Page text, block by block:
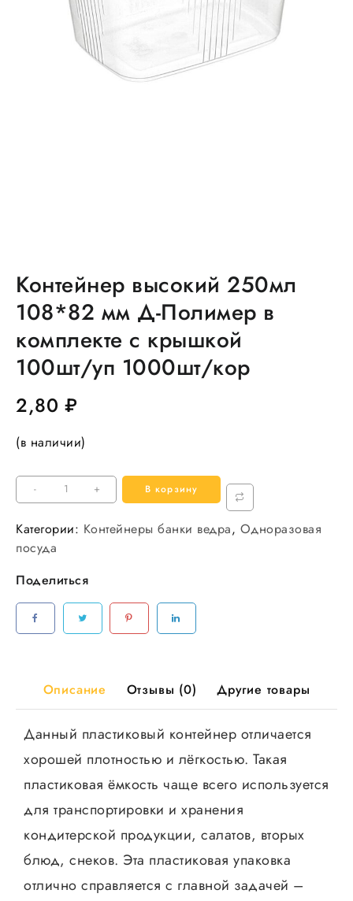
Контейнер высокий 250мл
108*82 мм Д-Полимер в
комплекте с крышкой
100шт/уп 1000шт/кор
2,80 ₽
(в наличии)
-
Количество
товара
Контейнер
высокий
108*82
мм
комплекте
100шт/
уп
1000шт/
+ В корзину
Категории: Контейнеры банки ведра, Одноразовая
посуда
Поделиться
Описание Отзывы (0) Другие товары
Данный пластиковый контейнер отличается
хорошей плотностью и лёгкостью. Такая
пластиковая ёмкость чаще всего используется
для транспортировки и хранения
кондитерской продукции, салатов, вторых
блюд, снеков. Эта пластиковая упаковка
отлично справляется с главной задачей –